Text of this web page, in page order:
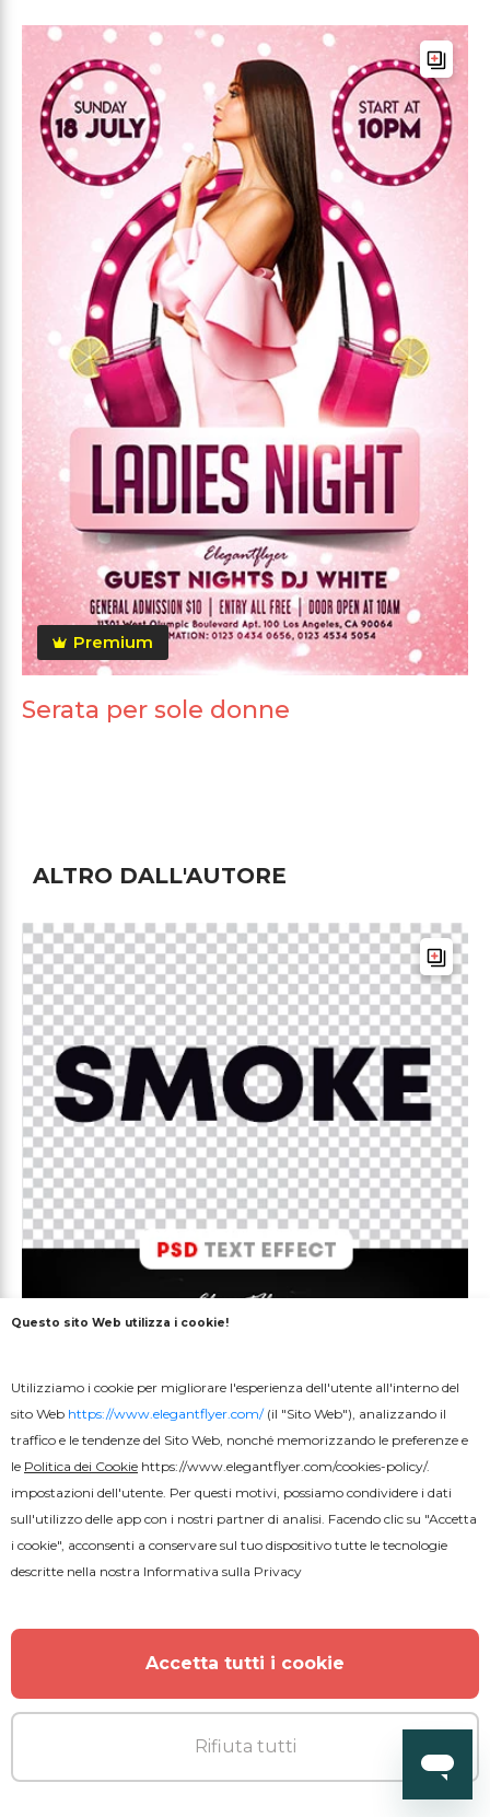
Premium
Serata per sole donne
ALTRO DALL'AUTORE
Gratuito
Questo sito Web utilizza i cookie!
Utilizziamo i cookie per migliorare l'esperienza dell'utente all'interno del
sito Web https://www.elegantflyer.com/(il "Sito Web"), analizzando il
traffico e le tendenze del Sito Web, nonché memorizzando le preferenze e
le Politica dei Cookie https://www.elegantflyer.com/cookies-policy/.
impostazioni dell'utente. Per questi motivi, possiamo condividere i dati
sull'utilizzo delle app con i nostri partner di analisi. Facendo clic su "Accetta
i cookie", acconsenti a conservare sul tuo dispositivo tutte le tecnologie
descritte nella nostra Informativa sulla Privacy
Accetta tutti i cookie
Rifiuta tutti